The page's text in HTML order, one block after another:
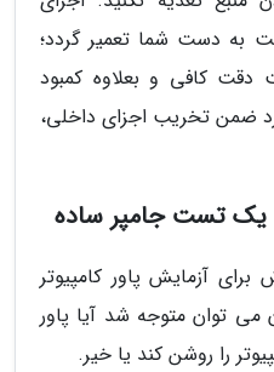
به دست شما تعمیر گردد؛
کافی و بعلاوه کمبود
ضمن تخریب اجزای داخلی،
یک تست جامپر ساده
آزمایش پاور کامپیوتر
می توان متوجه شد آیا پاور
را روشن کند یا خیر.